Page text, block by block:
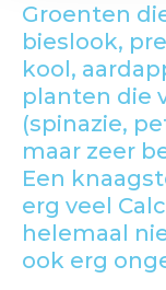
Groenten
bieslook,
kool,
planten die
(spinazie,
maar zeer
Een
erg veel
helemaal
ook erg